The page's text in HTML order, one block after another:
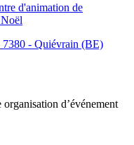
d'animation de
7380 - Quiévrain (BE)
d’événement